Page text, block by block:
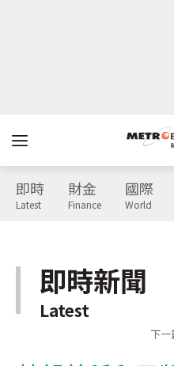
即時
Latest
財金
Finance
國際
World
即時新聞
Latest
下一